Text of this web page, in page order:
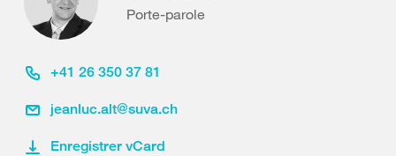
Porte-parole
+41 26 350 37 81
jeanluc.alt@suva.ch
Enregistrer vCard